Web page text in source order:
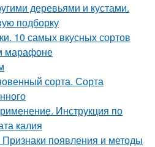
деревьями и кустами.
подборку
10 самых вкусных сортов
марафоне
сорта. Сорта
Инструкция по
калия
Признаки появления и методы